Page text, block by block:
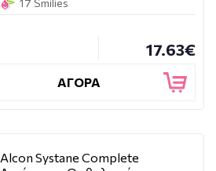
17.63€
ΑΓΟΡΑ
Alcon Systane Complete